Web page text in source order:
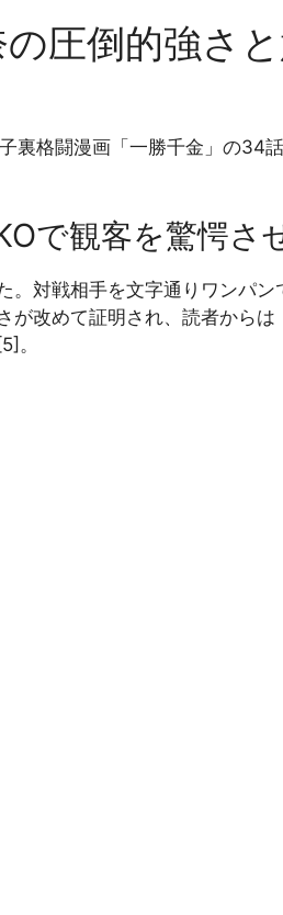
圧倒的強さ
裏格闘漫画「一勝千金」の34
で観客を驚愕さ
対戦相手を文字通りワンパン
が改めて証明され、読者からは
。